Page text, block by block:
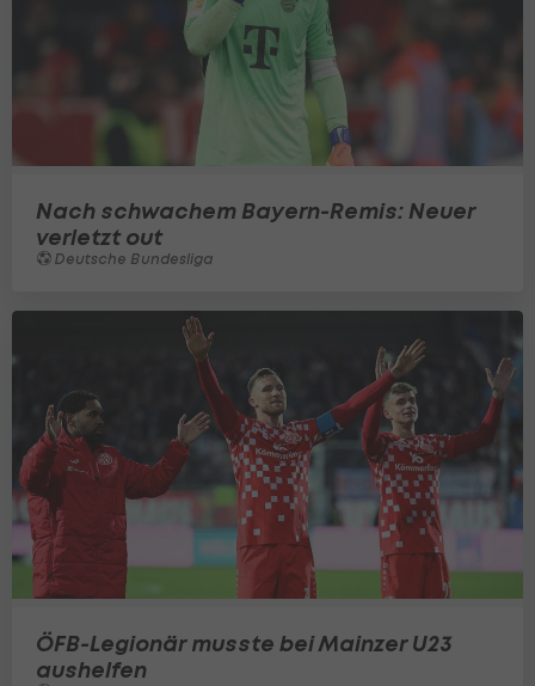
Nach schwachem Bayern-Remis: Neuer
verletzt out
Deutsche Bundesliga
ÖFB-Legionär musste bei Mainzer U23
aushelfen